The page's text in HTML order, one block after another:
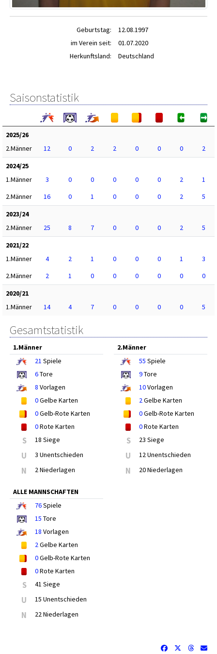
Geburtstag:
12.08.1997
im Verein seit:
01.07.2020
Herkunftsland:
Deutschland
Saisonstatistik
2025/26
2.Männer
12 0 2 2 0 0 0
2
2024/25
1.Männer
3 0 0 0 0 0 2
1
2.Männer
16 0 1 0 0 0 2
5
2023/24
2.Männer
25 8 7 0 0 0 2
5
2021/22
1.Männer
4 2 1 0 0 0 1
3
2.Männer
2 1 0 0 0 0 0
0
2020/21
1.Männer
14 4 7 0 0 0 0 5
Gesamtstatistik
1.Männer
21 Spiele
6Tore
8 Vorlagen
0Gelbe Karten
0Gelb-Rote Karten
0Rote Karten
S 18 Siege
U 3 Unentschieden
N 2 Niederlagen
2.Männer
55 Spiele
9Tore
10Vorlagen
2Gelbe Karten
0Gelb-Rote Karten
0Rote Karten
S 23 Siege
U 12 Unentschieden
N 20 Niederlagen
ALLE MANNSCHAFTEN
76Spiele
15 Tore
18 Vorlagen
2Gelbe Karten
0Gelb-Rote Karten
0Rote Karten
S 41 Siege
U 15 Unentschieden
N 22 Niederlagen